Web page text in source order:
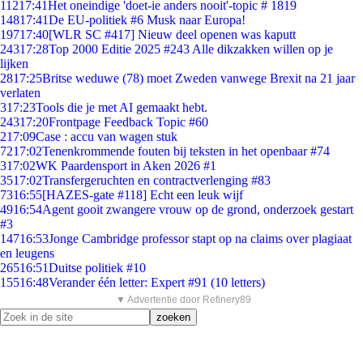
11217:41Het oneindige 'doet-ie anders nooit'-topic # 1819
14817:41De EU-politiek #6 Musk naar Europa!
19717:40[WLR SC #417] Nieuw deel openen was kaputt
24317:28Top 2000 Editie 2025 #243 Alle dikzakken willen op je
lijken
2817:25Britse weduwe (78) moet Zweden vanwege Brexit na 21 jaar
verlaten
317:23Tools die je met AI gemaakt hebt.
24317:20Frontpage Feedback Topic #60
217:09Case : accu van wagen stuk
7217:02Tenenkrommende fouten bij teksten in het openbaar #74
317:02WK Paardensport in Aken 2026 #1
3517:02Transfergeruchten en contractverlenging #83
7316:55[HAZES-gate #118] Echt een leuk wijf
4916:54Agent gooit zwangere vrouw op de grond, onderzoek gestart
#3
14716:53Jonge Cambridge professor stapt op na claims over plagiaat
en leugens
26516:51Duitse politiek #10
15516:48Verander één letter: Expert #91 (10 letters)
▼ Advertentie door Refinery89